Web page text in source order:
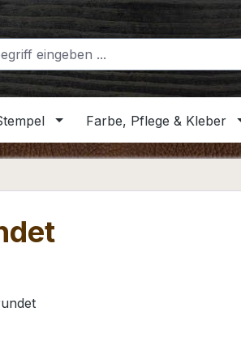
Farbe, Pflege & Kleber